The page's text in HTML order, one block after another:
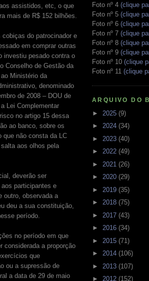
assistidos, etc, o que
mais de R$ 152 bilhões.
do patrocinador e
em comprar outras
investiu pesado contra o
Conselho de Gestão da
Ministério da
denominado
de 2008 – DOU de
Lei Complementar
no artigo 15 dessa
ao banco, sobre os
que não consta da LC
aos olhos pela
deverão ser
participantes e
outro, observada a
deu a sua constituição,
período.
no período em que
considerada a proporção
que
ou a supressão de
a data de 29 de maio
Foto nº 4 (clique
Foto nº 5 (clique
Foto nº 6 (clique
Foto nº 7 (clique
Foto nº 8 (clique
Foto nº 9 (clique
Foto nº 10 (clique
Foto nº 11 (clique
ARQUIVO DO
► 2025 (9)
► 2024 (34)
► 2023 (40)
► 2022 (49)
► 2021 (26)
► 2020 (29)
► 2019 (35)
► 2018 (75)
► 2017 (43)
► 2016 (34)
► 2015 (71)
► 2014 (106)
► 2013 (107)
► 2012 (152)